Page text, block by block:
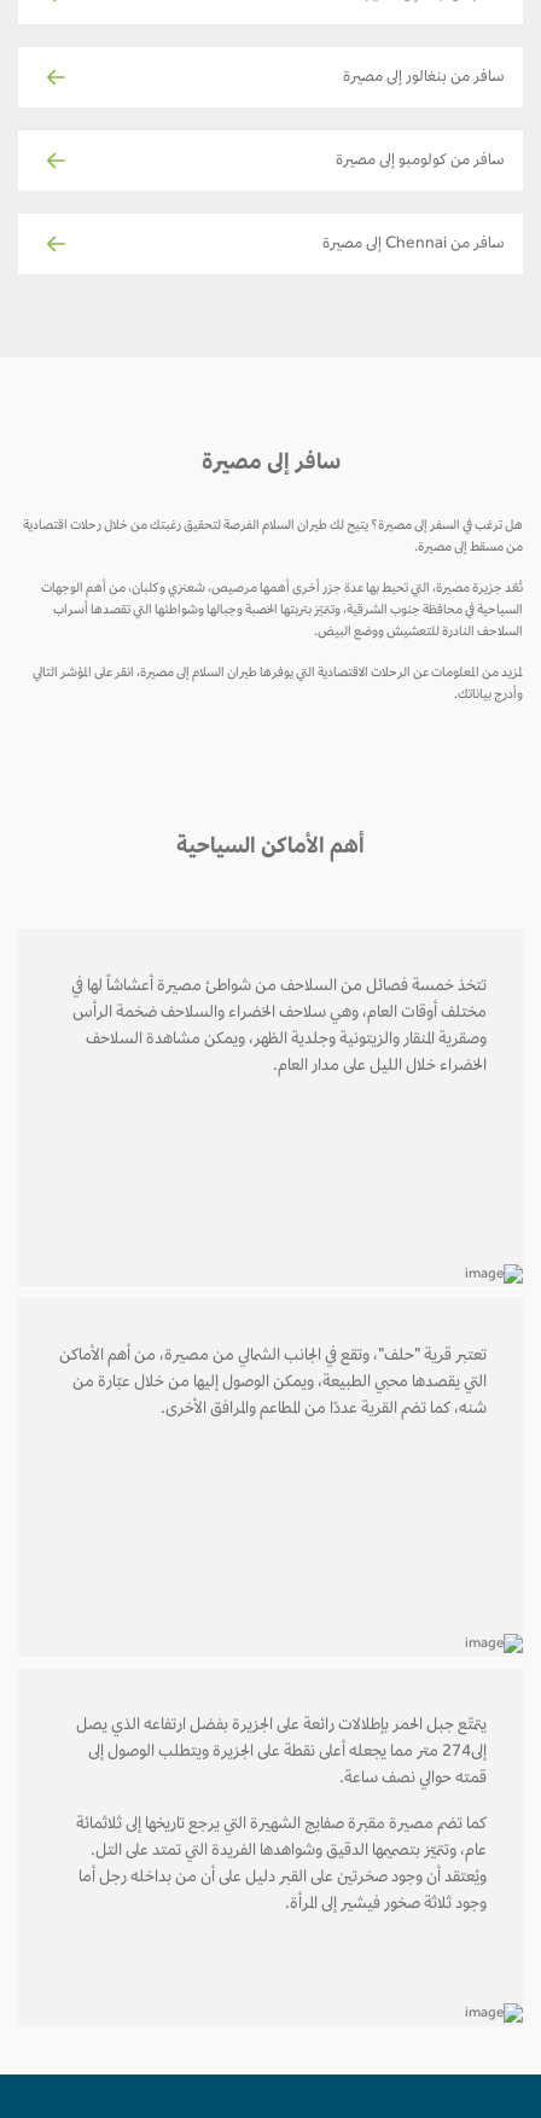
سافر من بنغالور إلى مصيرة
سافر من كولومبو إلى مصيرة
سافر من Chennai إلى مصيرة
سافر إلى مصيرة
ترغب في السفر إلى مصيرة؟ يتيح لك طيران السلام الفرصة لتحقيق رغبتك من خلال رحلات اقتصادية
مسقط إلى مصيرة.
جزيرة مصيرة، التي تحيط بها عدة جزر أخرى أهمها مرصيص، شعنزي وكلبان، من أهم الوجهات
في محافظة جنوب الشرقية، وتتميّز بتربتها الخصبة وجبالها وشواطئها التي تقصدها أسراب
النادرة للتعشيش ووضع البيض.
من المعلومات عن الرحلات الاقتصادية التي يوفرها طيران السلام إلى مصيرة، انقر على المؤشر التالي
بياناتك.
أهم الأماكن السياحية
تتخذ خمسة فصائل من السلاحف من شواطئ مصيرة أعشاشاً لها في
مختلف أوقات العام، وهي سلاحف الخضراء والسلاحف ضخمة الرأس
وصقرية المنقار والزيتونية وجلدية الظهر، ويمكن مشاهدة السلاحف
الخضراء خلال الليل على مدار العام.
تعتبر قرية "حلف"، وتقع في الجانب الشمالي من مصيرة، من أهم الأماكن
التي يقصدها محبي الطبيعة، ويمكن الوصول إليها من خلال عبّارة من
شنه، كما تضم القرية عددًا من المطاعم والمرافق الأخرى.
يتمتّع جبل الحمر بإطلالات رائعة على الجزيرة بفضل ارتفاعه الذي يصل
إلى274 متر مما يجعله أعلى نقطة على الجزيرة ويتطلب الوصول إلى
قمته حوالي نصف ساعة.
كما تضم مصيرة مقبرة صفايج الشهيرة التي يرجع تاريخها إلى ثلاثمائة
عام، وتتميّز بتصميمها الدقيق وشواهدها الفريدة التي تمتد على التل.
ويُعتقد أن وجود صخرتين على القبر دليل على أن من بداخله رجل أما
وجود ثلاثة صخور فيشير إلى المرأة.